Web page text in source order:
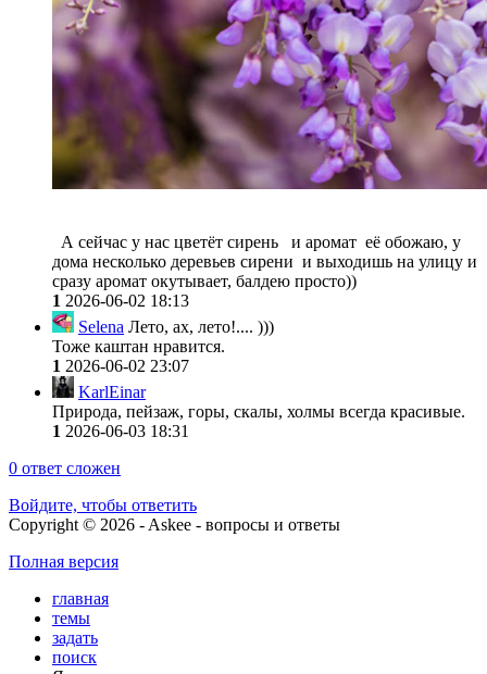
А сейчас у нас цветёт сирень и аромат её обожаю, у
дома несколько деревьев сирени и выходишь на улицу и
сразу аромат окутывает, балдею просто))
1 2026-06-02 18:13
Selena Лето, ах, лето!.... )))
Тоже каштан нравится.
1 2026-06-02 23:07
KarlEinar
Природа, пейзаж, горы, скалы, холмы всегда красивые.
1 2026-06-03 18:31
0 ответ сложен
Войдите, чтобы ответить
Copyright © 2026 - Askee - вопросы и ответы
Полная версия
главная
темы
задать
поиск